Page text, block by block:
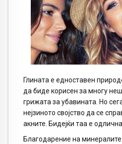
Глината е едноставен
да биде корисен за многу
грижата за убавината. Но
нејзиното својство да се
акните. Бидејќи таа е
Благодарение на минералите